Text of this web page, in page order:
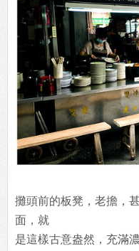
攤頭前的板凳，老擔，
面，就
是這樣古意盎然，充滿